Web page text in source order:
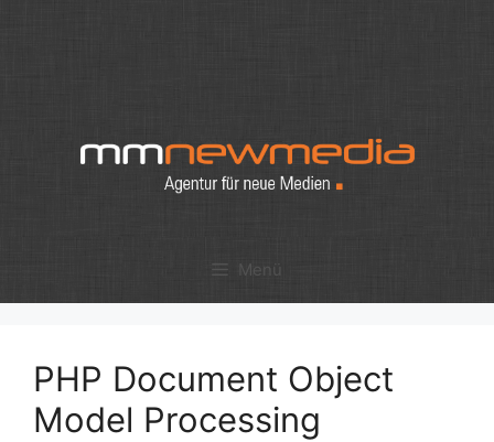
Menü
PHP Document Object
Model Processing